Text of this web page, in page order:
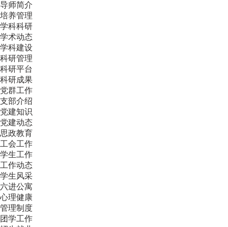
导师简介
培养管理
学科科研
学术动态
学科建设
科研管理
科研平台
科研成果
党群工作
支部介绍
党建知识
党建动态
思政教育
工会工作
学生工作
工作动态
学生风采
六进公寓
心理健康
管理制度
团学工作